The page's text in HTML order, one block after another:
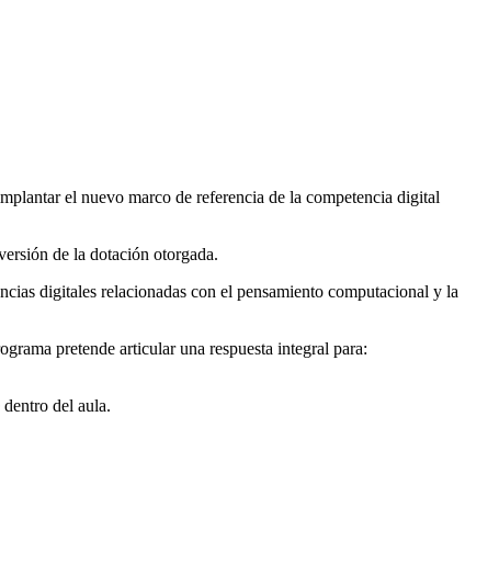
el nuevo marco de referencia de la competencia digital
de la dotación otorgada.
digitales relacionadas con el pensamiento computacional y la
pretende articular una respuesta integral para:
del aula.